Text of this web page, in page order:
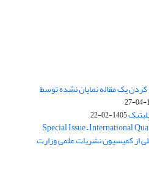
یک مقاله نمایان نشده توسط
1405-02-22
Special Issue – International
از کمیسیون نشریات علمی وزارت